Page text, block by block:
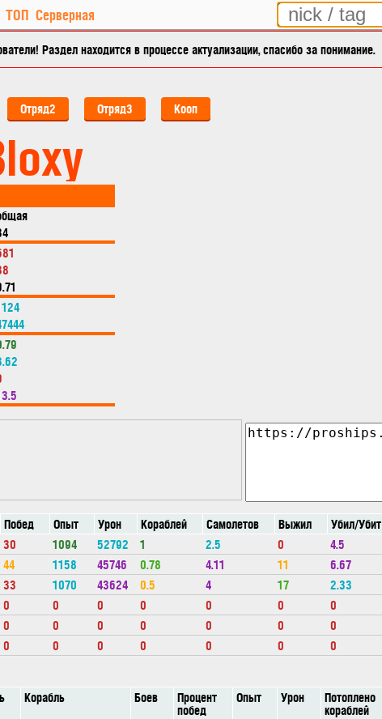
ТОП Серверная
Раздел находится в процессе актуализации, спасибо за понимание.
Отряд2 Отряд3 Кооп
Побед Опыт Урон Кораблей Самолетов Выжил Убил/Убит
30 1094 52792 1 2.5 0 4.5
44 1158 45746 0.78 4.11 11 6.67
33 1070 43624 0.5 4 17 2.33
0 0 0 0 0 0 0
0 0 0 0 0 0 0
0 0 0 0 0 0 0
Корабль Боев Процент
побед
Опыт Урон Потоплено
кораблей